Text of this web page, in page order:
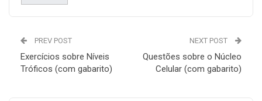
PREV POST
Exercícios sobre Níveis
Tróficos (com gabarito)
NEXT POST
Questões sobre o Núcleo
Celular (com gabarito)